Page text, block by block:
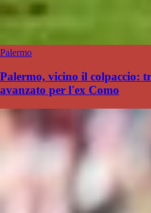
Palermo
Palermo, vicino il colpaccio:
avanzato per l'ex Como